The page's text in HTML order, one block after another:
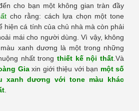
cho bạn một không gian tràn đầy
cho rằng: cách lựa chọn một tone
hiện cá tính của chủ nhà mà còn phải
mái cho người dùng. Vì vậy, không
xanh dương là một trong những
nhất trong thiết kế nội thất.Và
Giaxin giới thiệu với bạn một số
xanh dương với tone màu khác
.